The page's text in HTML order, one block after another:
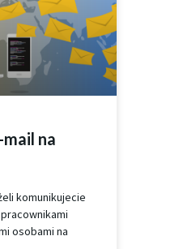
mail na
komunikujecie
osobami na